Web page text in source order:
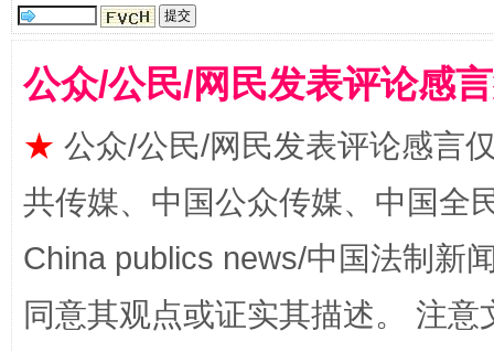
全民健身五年计划来了！等你上场
公众/公民/网民发表评论感
★ 公众/公民/网民发表评论感言
共传媒、中国公众传媒、中国全
China publics news/中国法制新
同意其观点或证实其描述。 注